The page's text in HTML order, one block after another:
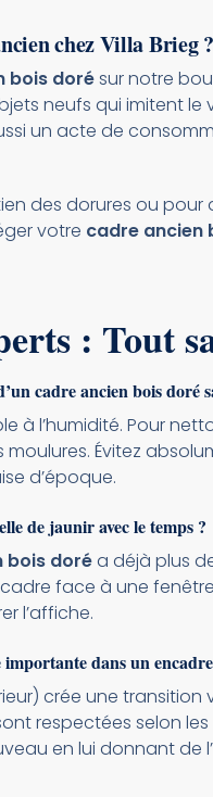
chez Villa Brieg ?
bois dorésur notre
neufs qui imitent
un acte de
des dorures ou
votre cadre ancien
: Tout
cadre ancien bois doré
à l’humidité. Pour
Évitez
d’époque.
de jaunir avec le temps ?
bois doréa déjà plus
face à une
l’affiche.
dans un
crée une transition
respectées selon
en lui donnant de